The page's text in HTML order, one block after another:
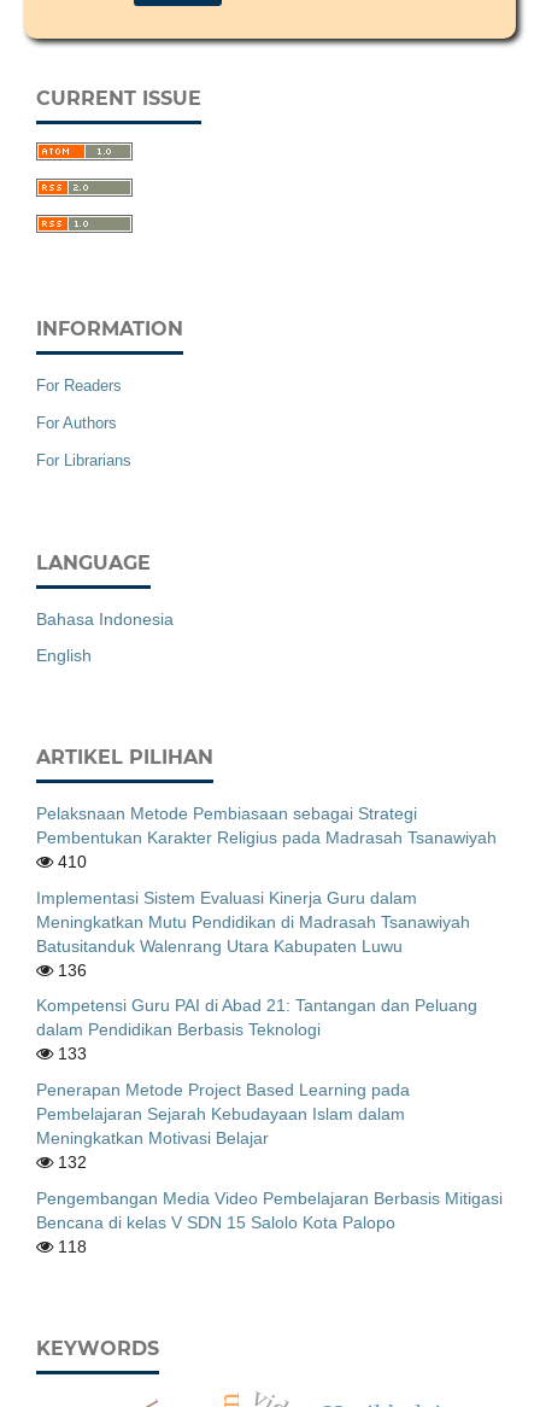
CURRENT ISSUE
INFORMATION
For Readers
For Authors
For Librarians
LANGUAGE
Bahasa Indonesia
English
ARTIKEL PILIHAN
Pelaksnaan Metode Pembiasaan sebagai Strategi
Pembentukan Karakter Religius pada Madrasah Tsanawiyah
410
Implementasi Sistem Evaluasi Kinerja Guru dalam
Meningkatkan Mutu Pendidikan di Madrasah Tsanawiyah
Batusitanduk Walenrang Utara Kabupaten Luwu
136
Kompetensi Guru PAI di Abad 21: Tantangan dan Peluang
dalam Pendidikan Berbasis Teknologi
133
Penerapan Metode Project Based Learning pada
Pembelajaran Sejarah Kebudayaan Islam dalam
Meningkatkan Motivasi Belajar
132
Pengembangan Media Video Pembelajaran Berbasis Mitigasi
Bencana di kelas V SDN 15 Salolo Kota Palopo
118
KEYWORDS